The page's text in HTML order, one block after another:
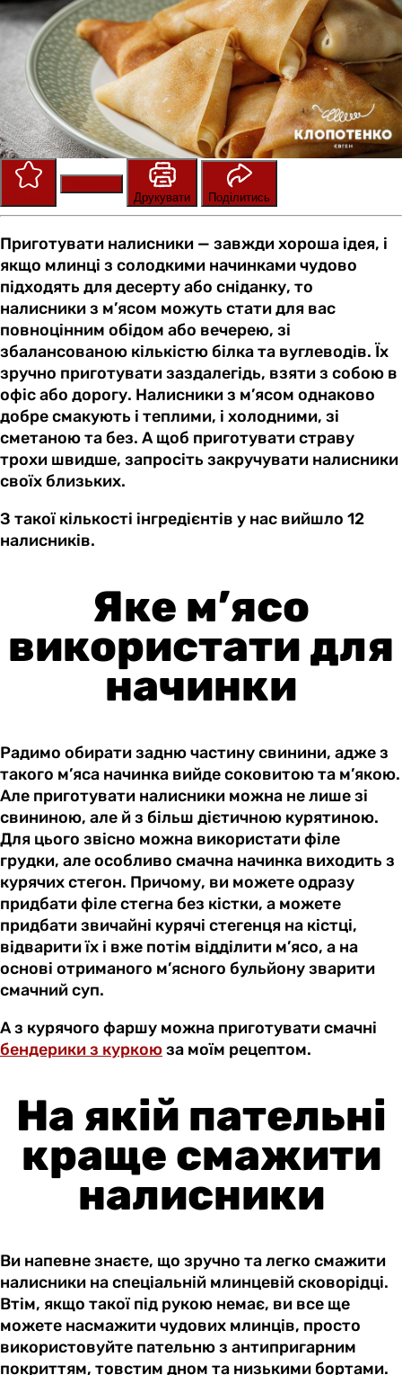
Друкувати
Поділитись
Приготувати налисники — завжди хороша ідея, і
якщо млинці з солодкими начинками чудово
підходять для десерту або сніданку, то
налисники з м’ясом можуть стати для вас
повноцінним обідом або вечерею, зі
збалансованою кількістю білка та вуглеводів. Їх
зручно приготувати заздалегідь, взяти з собою в
офіс або дорогу. Налисники з м’ясом однаково
добре смакують і теплими, і холодними, зі
сметаною та без. А щоб приготувати страву
трохи швидше, запросіть закручувати налисники
своїх близьких.
З такої кількості інгредієнтів у нас вийшло 12
налисників.
Яке м’ясо
використати для
начинки
Радимо обирати задню частину свинини, адже з
такого м’яса начинка вийде соковитою та м’якою.
Але приготувати налисники можна не лише зі
свининою, але й з більш дієтичною курятиною.
Для цього звісно можна використати філе
грудки, але особливо смачна начинка виходить з
курячих стегон. Причому, ви можете одразу
придбати філе стегна без кістки, а можете
придбати звичайні курячі стегенця на кістці,
відварити їх і вже потім відділити м’ясо, а на
основі отриманого м’ясного бульйону зварити
смачний суп.
А з курячого фаршу можна приготувати смачні
бендерики з куркоюза моїм рецептом.
На якій пательні
краще смажити
налисники
Ви напевне знаєте, що зручно та легко смажити
налисники на спеціальній млинцевій сковорідці.
Втім, якщо такої під рукою немає, ви все ще
можете насмажити чудових млинців, просто
використовуйте пательню з антипригарним
покриттям, товстим дном та низькими бортами.